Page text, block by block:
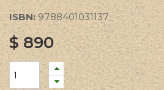
ISBN: 9788401031137
$890